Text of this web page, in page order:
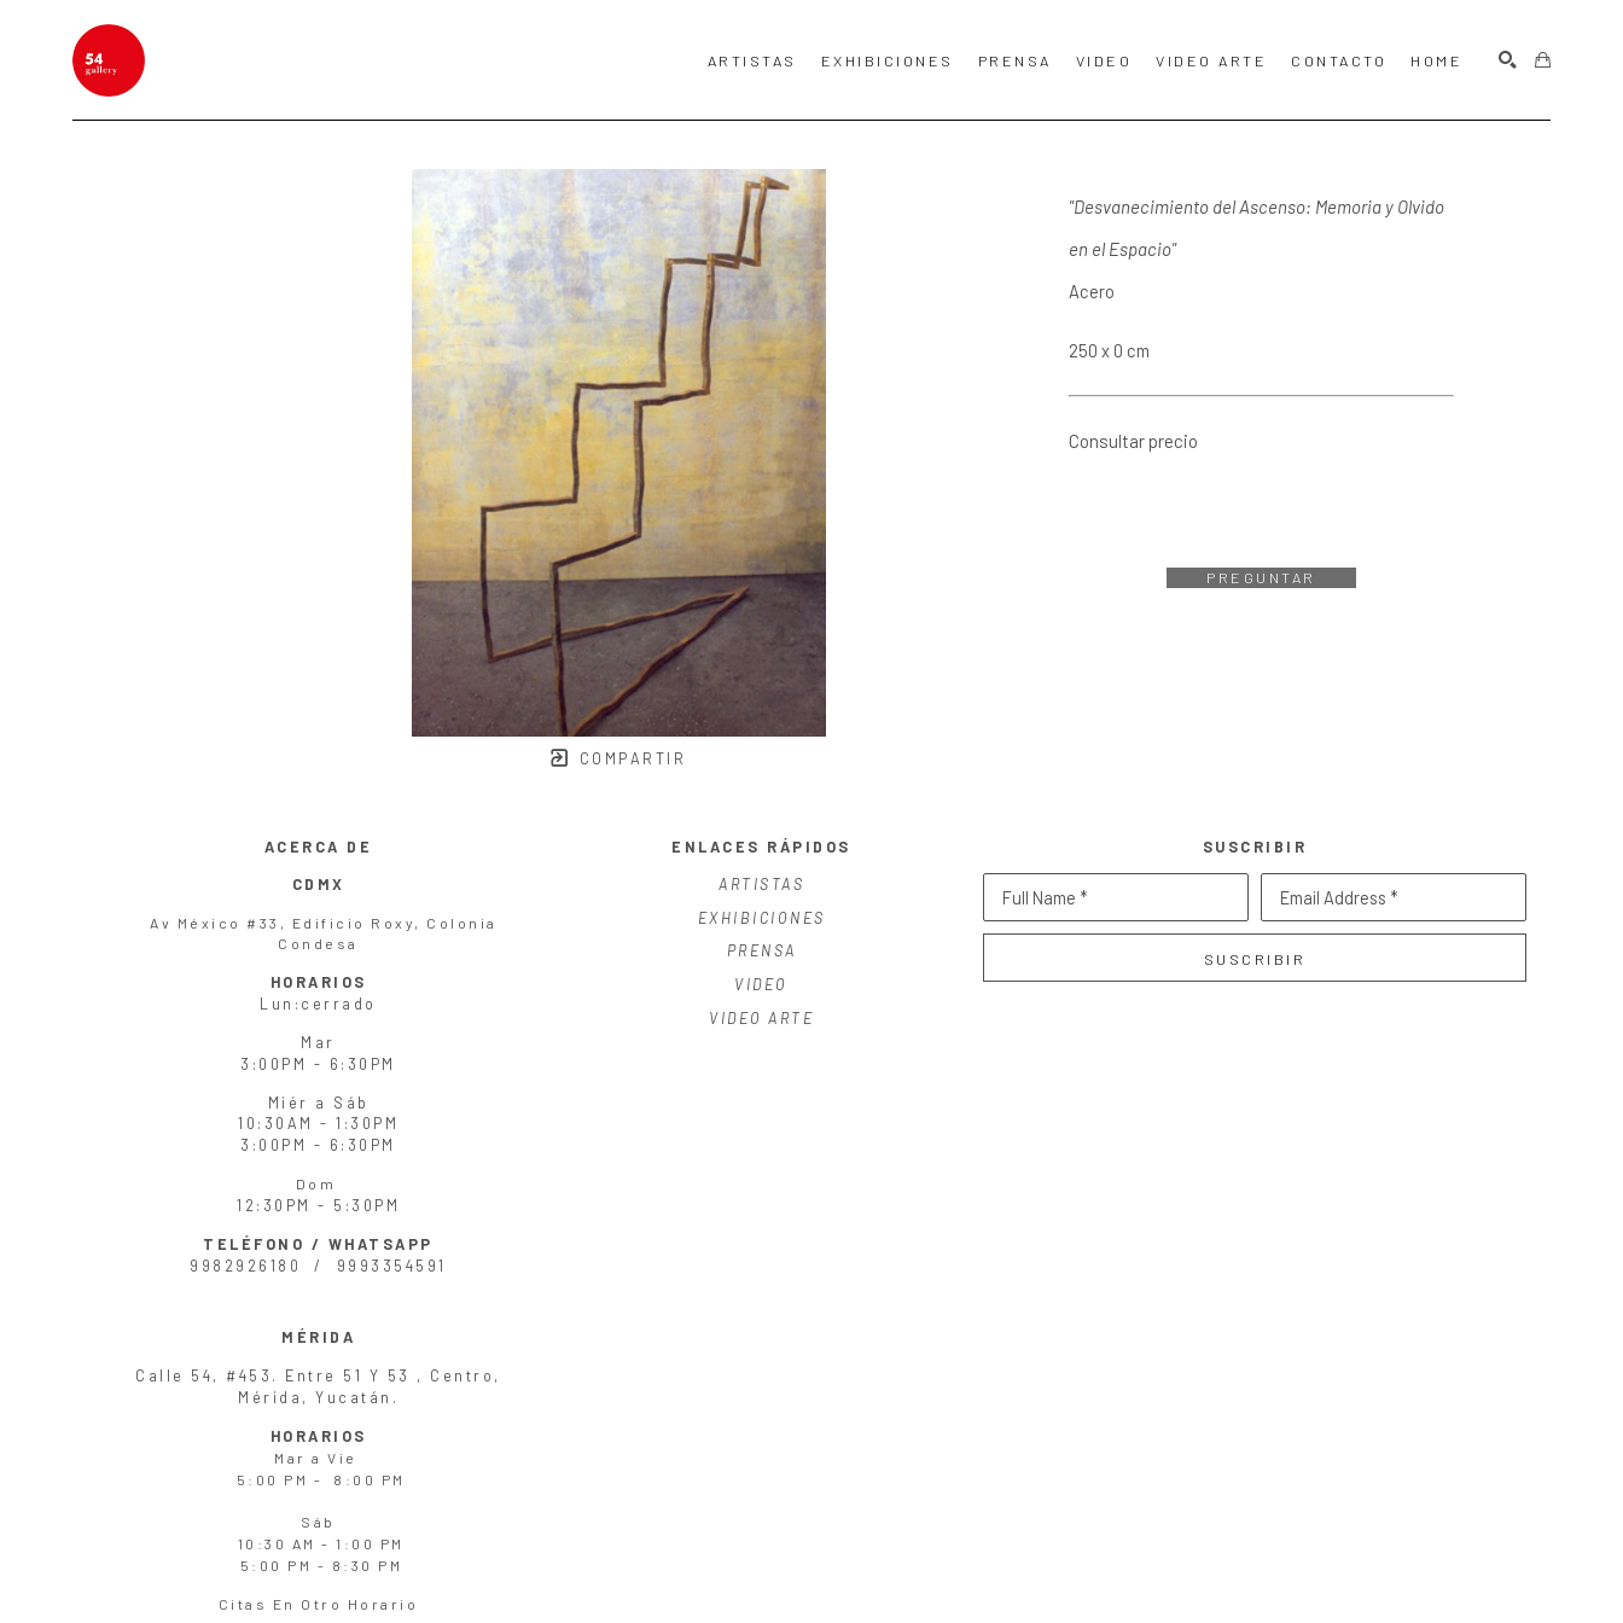
ARTISTAS EXHIBICIONES PRENSA VIDEO VIDEO ARTE CONTACTO HOME
COMPARTIR
"Desvanecimiento del Ascenso: Memoria y Olvido
en el Espacio"
Acero
250 x 0 cm
Consultar precio
PREGUNTAR
ACERCA DE
CDMX
Av México #33, Edificio Roxy, Colonia
Condesa
HORARIOS
Lun :cerrado
Mar
3:00PM - 6:30PM
Miér a
Sáb
10:30AM - 1:30PM
3:00PM - 6:30PM
Dom
12:30PM - 5:30PM
TELÉFONO / WHATSAPP
9982926180 / 9993354591
MÉRIDA
Calle 54, #453. Entre 51 Y 53 , Centro,
Mérida, Yucatán.
HORARIOS
Mara Vie
5:00 PM - 8:00 PM
Sáb
10:30 AM - 1:00 PM
5:00 PM - 8:30 PM
Citas En Otro Horario
ENLACES RÁPIDOS
ARTISTAS
EXHIBICIONES
PRENSA
VIDEO
VIDEO ARTE
SUSCRIBIR
Full Name * Email Address *
SUSCRIBIR